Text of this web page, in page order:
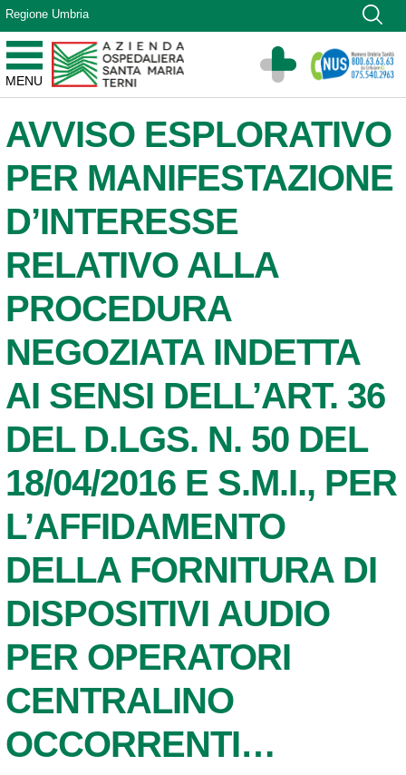
Vai ai contenuti
Vai al menu di navigazione
Vai al footer
Regione Umbria
MENU
Azienda Ospedaliera Santa Maria di Terni
Sito Istituzionale
AVVISO ESPLORATIVO
PER MANIFESTAZIONE
D’INTERESSE
RELATIVO ALLA
PROCEDURA
NEGOZIATA INDETTA
AI SENSI DELL’ART. 36
DEL D.LGS. N. 50 DEL
18/04/2016 E S.M.I., PER
L’AFFIDAMENTO
DELLA FORNITURA DI
DISPOSITIVI AUDIO
PER OPERATORI
CENTRALINO
OCCORRENTI…